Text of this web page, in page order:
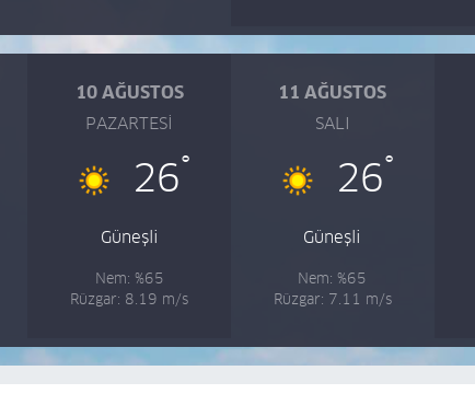
10 AĞUSTOS
PAZARTESI
26°
Güneşli
Nem: %65
Rüzgar: 8.19 m/s
11 AĞUSTOS
SALI
26°
Güneşli
Nem: %65
Rüzgar: 7.11 m/s